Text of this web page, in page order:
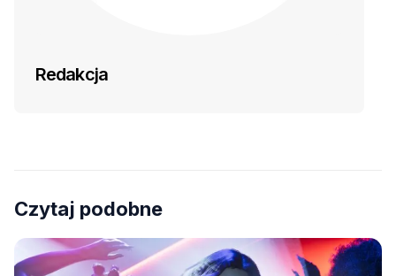
Redakcja
Czytaj podobne